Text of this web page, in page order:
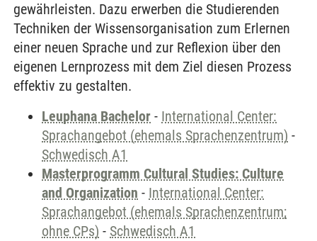
gewährleisten. Dazu erwerben die Studierenden
Techniken der Wissensorganisation zum Erlernen
einer neuen Sprache und zur Reflexion über den
eigenen Lernprozess mit dem Ziel diesen Prozess
effektiv zu gestalten.
Leuphana Bachelor - International Center:
Sprachangebot (ehemals Sprachenzentrum) -
Schwedisch A1
Masterprogramm Cultural Studies: Culture
and Organization - International Center:
Sprachangebot (ehemals Sprachenzentrum;
ohne CPs) - Schwedisch A1